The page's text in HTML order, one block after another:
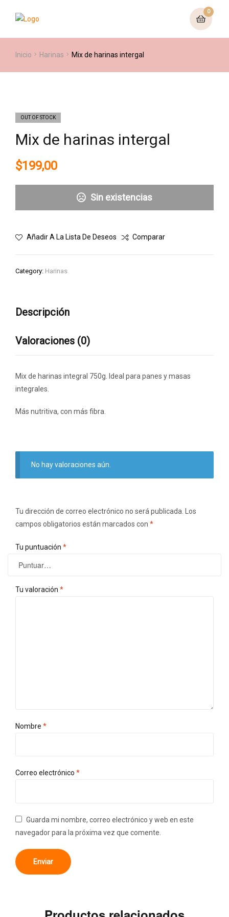
0
Inicio Harinas Mix de harinas intergal
OUT OF STOCK
Mix de harinas intergal
$199,00
Sin existencias
Añadir A La Lista De Deseos Comparar
Category: Harinas
Descripción
Valoraciones (0)
Mix de harinas integral 750g. Ideal para panes y masas
integrales.
Más nutritiva, con más fibra.
No hay valoraciones aún.
Tu dirección de correo electrónico no será publicada.
Los
campos obligatorios están marcados con *
Tu puntuación *
Tu valoración *
Nombre *
Correo electrónico *
Guarda mi nombre, correo electrónico y web en este
navegador para la próxima vez que comente.